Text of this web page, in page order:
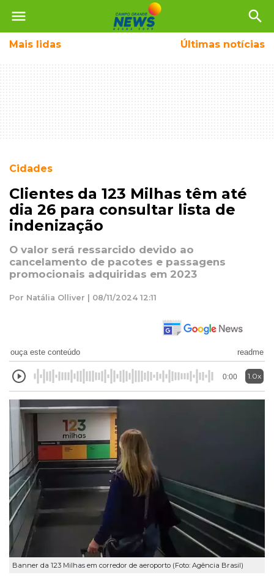
menu search
Mais lidas Últimas notícias
Cidades
Clientes da 123 Milhas têm até
dia 26 para consultar lista de
indenização
O valor será ressarcido devido ao
cancelamento de pacotes e passagens
promocionais adquiridas em 2023
Por Natália Olliver | 08/11/2024 12:11
ouça este conteúdo readme
0:00 1.0x
Banner da 123 Milhas em corredor de aeroporto (Foto: Agência Brasil)